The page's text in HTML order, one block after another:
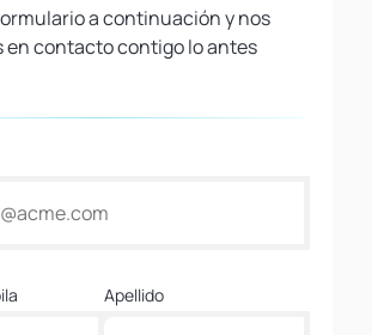
a continuación y nos
en contacto contigo lo antes
Apellido